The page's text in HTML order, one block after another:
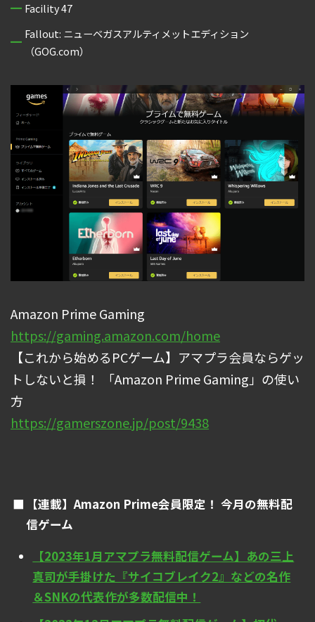
Facility 47
Fallout: ニューベガスアルティメットエディション
（GOG.com）
Amazon Prime Gaming
https://gaming.amazon.com/home
【これから始めるPCゲーム】アマプラ会員ならゲッ
トしないと損！ 「Amazon Prime Gaming」の使い
方
https://gamerszone.jp/post/9438
【連載】Amazon Prime会員限定！ 今月の無料配
信ゲーム
【2023年1月アマプラ無料配信ゲーム】あの三上
真司が手掛けた『サイコブレイク2』などの名作
＆SNKの代表作が多数配信中！